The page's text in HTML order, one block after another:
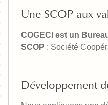
Une SCOP aux
COGECI est un
SCOP : Société
Développement